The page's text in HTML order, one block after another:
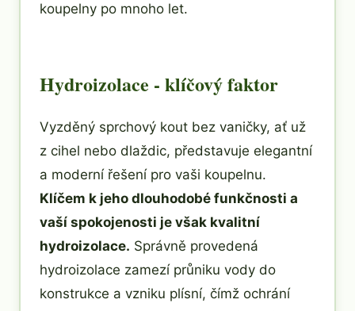
koupelny po mnoho let.
Hydroizolace - klíčový faktor
Vyzděný sprchový kout bez vaničky, ať už
z cihel nebo dlaždic, představuje elegantní
a moderní řešení pro vaši koupelnu.
Klíčem k jeho dlouhodobé funkčnosti a
vaší spokojenosti je však kvalitní
hydroizolace. Správně provedená
hydroizolace zamezí průniku vody do
konstrukce a vzniku plísní, čímž ochrání